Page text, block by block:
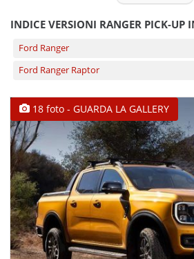
Ford Ranger Cabina Singola –
Doppia
DESIGN ESTERNO: LO STILE
Il nuovo Ford Ranger presenta un
aggiornato, con linee muscolose e
più moderne. Il frontale è
INDICE VERSIONI RANGER PICK-UP
Ford Ranger
Ford Ranger Raptor
18 foto - GUARDA LA GALLERY